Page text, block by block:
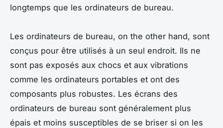
longtemps que les ordinateurs de bureau.
Les ordinateurs de bureau, on the other hand, sont
conçus pour être utilisés à un seul endroit. Ils ne
sont pas exposés aux chocs et aux vibrations
comme les ordinateurs portables et ont des
composants plus robustes. Les écrans des
ordinateurs de bureau sont généralement plus
épais et moins susceptibles de se briser si on les